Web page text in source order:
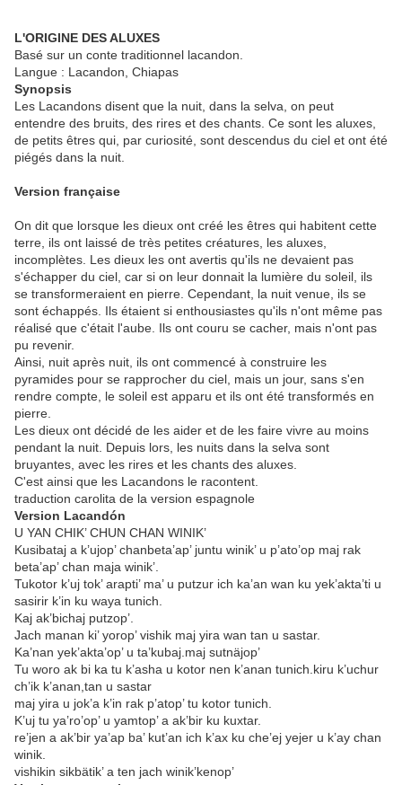
L'ORIGINE DES ALUXES
Basé sur un conte traditionnel lacandon.
Langue : Lacandon, Chiapas
Synopsis
Les Lacandons disent que la nuit, dans la selva, on peut
entendre des bruits, des rires et des chants. Ce sont les aluxes,
de petits êtres qui, par curiosité, sont descendus du ciel et ont été
piégés dans la nuit.
Version française
On dit que lorsque les dieux ont créé les êtres qui habitent cette
terre, ils ont laissé de très petites créatures, les aluxes,
incomplètes. Les dieux les ont avertis qu'ils ne devaient pas
s'échapper du ciel, car si on leur donnait la lumière du soleil, ils
se transformeraient en pierre. Cependant, la nuit venue, ils se
sont échappés. Ils étaient si enthousiastes qu'ils n'ont même pas
réalisé que c'était l'aube. Ils ont couru se cacher, mais n'ont pas
pu revenir.
Ainsi, nuit après nuit, ils ont commencé à construire les
pyramides pour se rapprocher du ciel, mais un jour, sans s'en
rendre compte, le soleil est apparu et ils ont été transformés en
pierre.
Les dieux ont décidé de les aider et de les faire vivre au moins
pendant la nuit. Depuis lors, les nuits dans la selva sont
bruyantes, avec les rires et les chants des aluxes.
C'est ainsi que les Lacandons le racontent.
traduction carolita de la version espagnole
Version Lacandón
U YAN CHIK’ CHUN CHAN WINIK’
Kusibataj a k’ujop’ chanbeta’ap’ juntu winik’ u p’ato’op maj rak
beta’ap’ chan maja winik’.
Tukotor k’uj tok’ arapti’ ma’ u putzur ich ka’an wan ku yek’akta’ti u
sasirir k’in ku waya tunich.
Kaj ak’bichaj putzop’.
Jach manan ki’ yorop’ vishik maj yira wan tan u sastar.
Ka’nan yek’akta’op’ u ta’kubaj.maj sutnäjop’
Tu woro ak bi ka tu k’asha u kotor nen k’anan tunich.kiru k’uchur
ch’ik k’anan,tan u sastar
maj yira u jok’a k’in rak p’atop’ tu kotor tunich.
K’uj tu ya’ro’op’ u yamtop’ a ak’bir ku kuxtar.
re’jen a ak’bir ya’ap ba’ kut’an ich k’ax ku che’ej yejer u k’ay chan
winik.
vishikin sikbätik’ a ten jach winik’kenop’